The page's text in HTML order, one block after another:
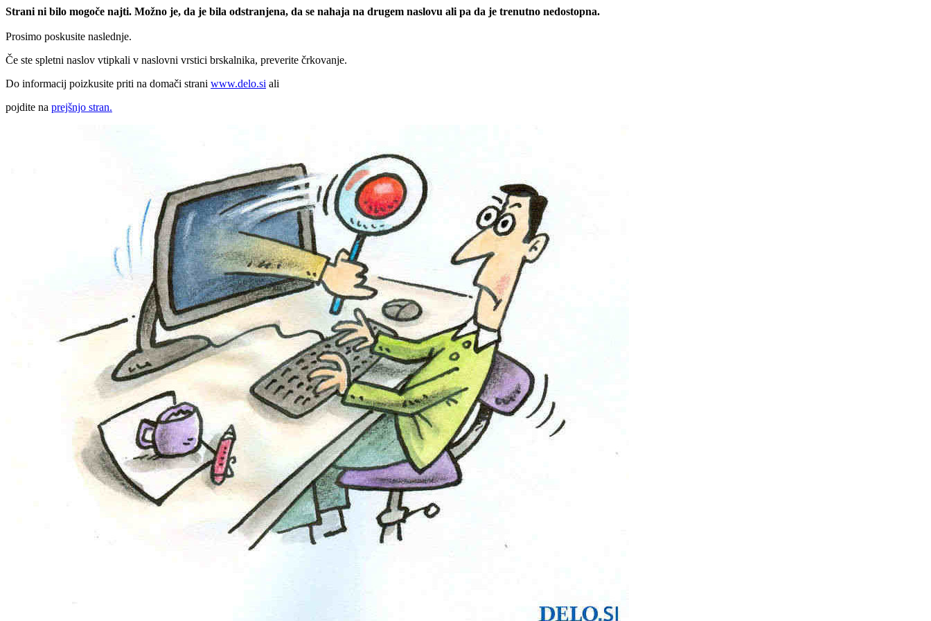
Strani ni bilo mogoče najti. Možno je, da je bila odstranjena, da se nahaja na drugem naslovu ali pa da je trenutno nedostopna.
Prosimo poskusite naslednje.
Če ste spletni naslov vtipkali v naslovni vrstici brskalnika, preverite črkovanje.
Do informacij poizkusite priti na domači strani www.delo.si ali
pojdite na prejšnjo stran.